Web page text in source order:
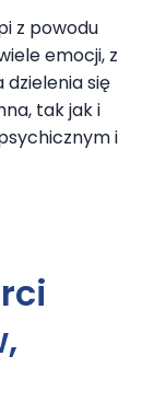
z powodu
emocji, z
się
tak jak i
i